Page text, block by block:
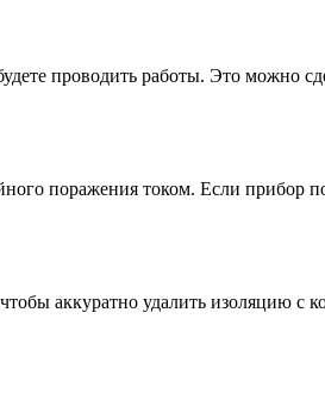
проводить работы. Это можно
поражения током. Если прибор
аккуратно удалить изоляцию с